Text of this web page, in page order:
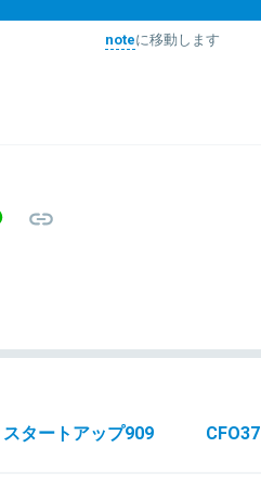
noteに移動します
スタートアップ909 CFO37